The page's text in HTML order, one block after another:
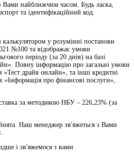
найближчим часом. Будь ласка,
та ідентифікаційний код.
у розумінні постанови
№100 та відображає умови
періоду (за 20 днів) на базі
Повну інформацію про загальні умови
драйв онлайн», та інші кредитні
«Інформація про фінансові послуги»,
за методикою НБУ – 226,23% (за
Наш менеджер зв'яжеться з Вами
і зв'яжемося з вами